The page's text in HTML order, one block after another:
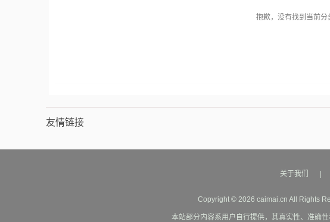
抱歉，没有找到当前分
友情链接
关于我们
Copyright © 2026 caimai.cn All Rights
本站部分内容系用户自行提供，其真实性、准确